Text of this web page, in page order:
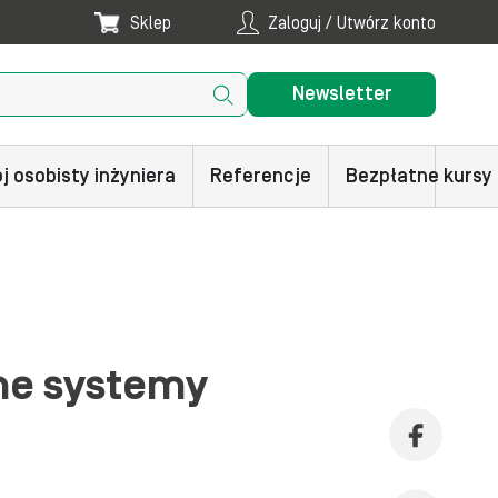
Sklep Zaloguj / Utwórz konto
Newsletter
osobisty inżyniera Referencje Bezpłatne kursy
systemy